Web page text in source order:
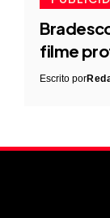
filme
Escrito por